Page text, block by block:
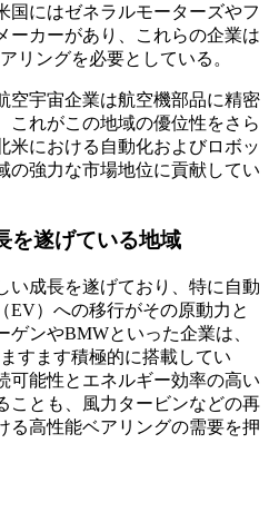
国にはゼネラルモーターズやフ
ーカーがあり、これらの企業は
リングを必要としている。
空宇宙企業は航空機部品に精密
これがこの地域の優位性をさら
米における自動化およびロボッ
の強力な市場地位に貢献してい
を遂げている地域
い成長を遂げており、特に自動
EV）への移行がその原動力と
ンやBMWといった企業は、
すます積極的に搭載してい
可能性とエネルギー効率の高い
ことも、風力タービンなどの再
る高性能ベアリングの需要を押